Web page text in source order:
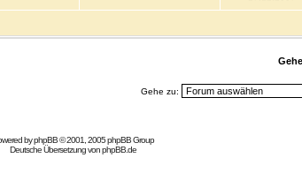
Gehe zu:
byphpBB© 2001, 2005 phpBB Group
Deutsche Übersetzung vonphpBB.de